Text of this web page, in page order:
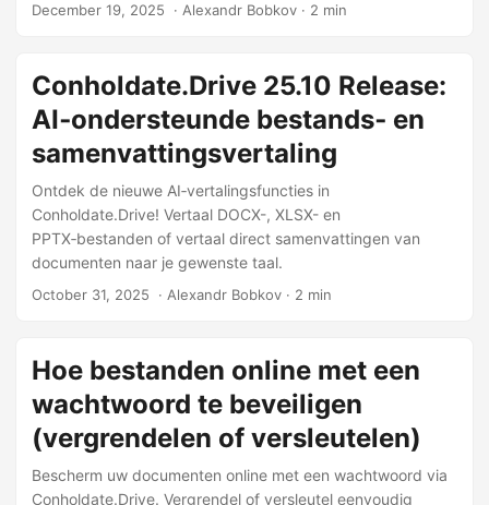
December 19, 2025 ‎ · Alexandr Bobkov · 2 min
Conholdate.Drive 25.10 Release:
AI‑ondersteunde bestands‑ en
samenvattingsvertaling
Ontdek de nieuwe AI‑vertalingsfuncties in
Conholdate.Drive! Vertaal DOCX-, XLSX- en
PPTX‑bestanden of vertaal direct samenvattingen van
documenten naar je gewenste taal.
October 31, 2025 ‎ · Alexandr Bobkov · 2 min
Hoe bestanden online met een
wachtwoord te beveiligen
(vergrendelen of versleutelen)
Bescherm uw documenten online met een wachtwoord via
Conholdate.Drive. Vergrendel of versleutel eenvoudig